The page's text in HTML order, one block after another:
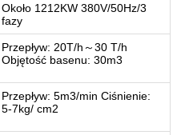
Około 1212KW 380V/50Hz/3
fazy
Przepływ: 20T/h～30 T/h
Objętość basenu: 30m3
Przepływ: 5m3/min Ciśnienie:
5-7kg/ cm2